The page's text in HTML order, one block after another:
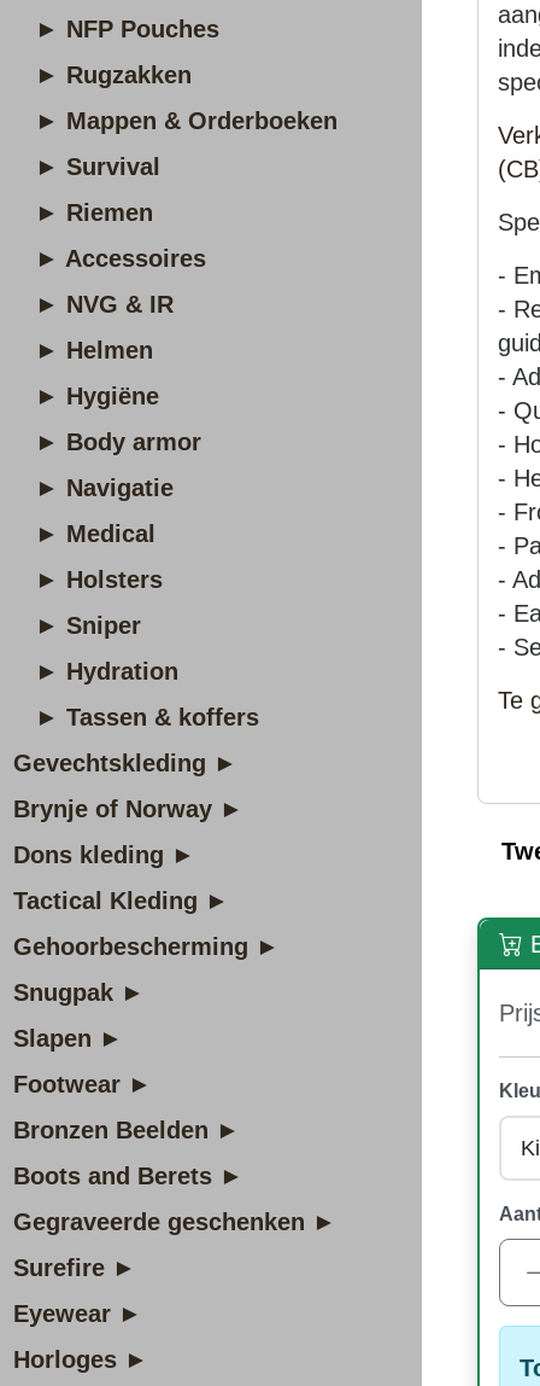
► NFP Pouches
► Rugzakken
► Mappen & Orderboeken
► Survival
► Riemen
► Accessoires
► NVG & IR
► Helmen
► Hygiëne
► Body armor
► Navigatie
► Medical
► Holsters
► Sniper
► Hydration
► Tassen & koffers
Gevechtskleding ►
Brynje of Norway ►
Dons kleding ►
Tactical Kleding ►
Gehoorbescherming ►
Snugpak ►
Slapen ►
Footwear ►
Bronzen Beelden ►
Boots and Berets ►
Gegraveerde geschenken ►
Surefire ►
Eyewear ►
Horloges ►
-
- R
- A
- Q
- H
- H
- F
- P
- A
- E
- S
Te